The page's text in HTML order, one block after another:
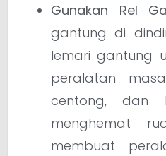
Gunakan Rel
gantung di
lemari gantung
peralatan
centong, dan
menghemat
membuat